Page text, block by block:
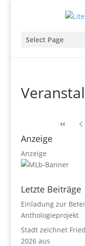
Select Page
Anzeige
Anzeige
Letzte Beiträge
Einladung zur
Anthologieprojekt
Stadt zeichnet
2026 aus